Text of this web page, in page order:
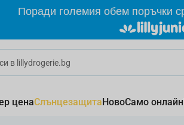
Поради големия обем поръчки
ценаСлънцезащитаНовоСамо онлайн